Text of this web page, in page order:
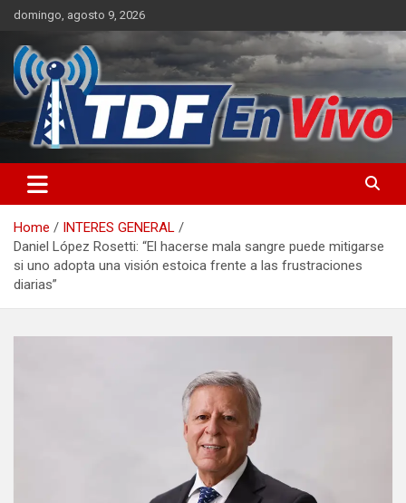
Skip
content
domingo, agosto 9, 2026
Home
INTERES GENERAL
Daniel López Rosetti: “El hacerse mala sangre puede mitigarse
si uno adopta una visión estoica frente a las frustraciones
diarias”